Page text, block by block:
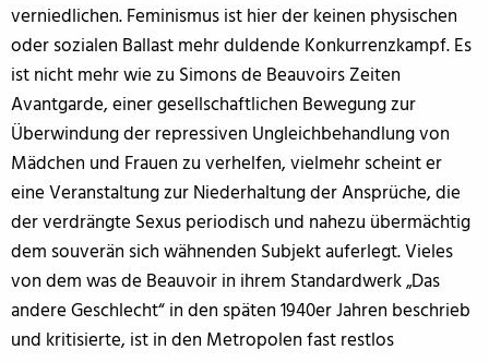
verniedlichen. Feminismus ist hier der keinen physischen
oder sozialen Ballast mehr duldende Konkurrenzkampf. Es
ist nicht mehr wie zu Simons de Beauvoirs Zeiten
Avantgarde, einer gesellschaftlichen Bewegung zur
Überwindung der repressiven Ungleichbehandlung von
Mädchen und Frauen zu verhelfen, vielmehr scheint er
eine Veranstaltung zur Niederhaltung der Ansprüche, die
der verdrängte Sexus periodisch und nahezu übermächtig
dem souverän sich wähnenden Subjekt auferlegt. Vieles
von dem was de Beauvoir in ihrem Standardwerk „Das
andere Geschlecht“ in den späten 1940er Jahren beschrieb
und kritisierte, ist in den Metropolen fast restlos